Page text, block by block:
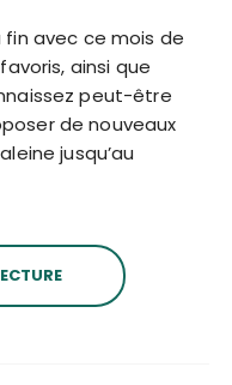
avec ce mois de
ainsi que
peut-être
de nouveaux
jusqu’au